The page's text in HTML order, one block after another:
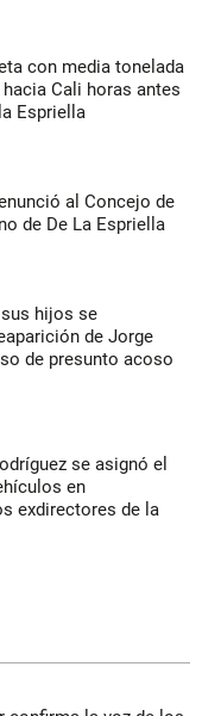
con media tonelada
Cali horas antes
Espriella
al Concejo de
de De La Espriella
hijos se
de Jorge
de presunto acoso
se asignó el
en
exdirectores de la